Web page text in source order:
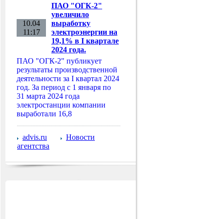
10.04
11:17
ПАО "ОГК-2"
увеличило
выработку
электроэнергии на
19,1% в I квартале
2024 года.
ПАО "ОГК-2" публикует
результаты производственной
деятельности за I квартал 2024
год. За период с 1 января по
31 марта 2024 года
электростанции компании
выработали 16,8
advis.ru
Новости
агентства